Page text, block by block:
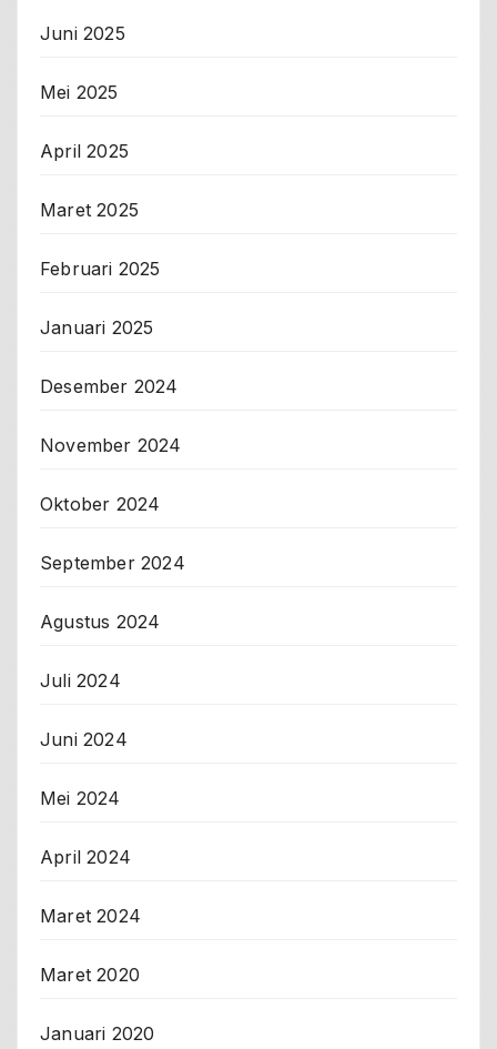
Juni 2025
Mei 2025
April 2025
Maret 2025
Februari 2025
Januari 2025
Desember 2024
November 2024
Oktober 2024
September 2024
Agustus 2024
Juli 2024
Juni 2024
Mei 2024
April 2024
Maret 2024
Maret 2020
Januari 2020